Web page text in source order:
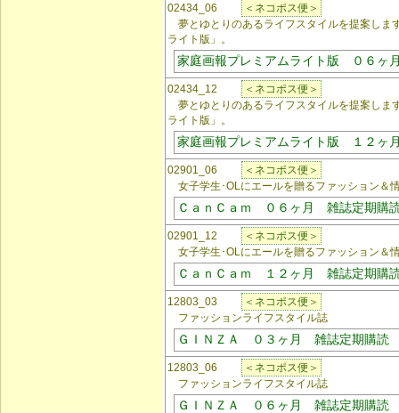
02434_06
＜ネコポス便＞
夢とゆとりのあるライフスタイルを提案しま
ライト版」。
家庭画報プレミアムライト版 ０６ヶ
02434_12
＜ネコポス便＞
夢とゆとりのあるライフスタイルを提案しま
ライト版」。
家庭画報プレミアムライト版 １２ヶ
02901_06
＜ネコポス便＞
女子学生･OLにエールを贈るファッション＆
ＣａｎＣａｍ ０６ヶ月 雑誌定期購
02901_12
＜ネコポス便＞
女子学生･OLにエールを贈るファッション＆
ＣａｎＣａｍ １２ヶ月 雑誌定期購
12803_03
＜ネコポス便＞
ファッションライフスタイル誌
ＧＩＮＺＡ ０３ヶ月 雑誌定期購読
12803_06
＜ネコポス便＞
ファッションライフスタイル誌
ＧＩＮＺＡ ０６ヶ月 雑誌定期購読